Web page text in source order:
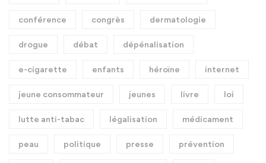
conférence congrès dermatologie
drogue débat dépénalisation
e-cigarette enfants héroïne internet
jeune consommateur jeunes livre loi
lutte anti-tabac légalisation médicament
peau politique presse prévention